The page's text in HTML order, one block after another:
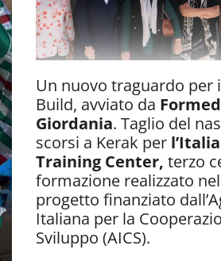
Un nuovo traguardo per
Build, avviato da
Giordania. Taglio del
scorsi a Kerak per
Training Center, terzo
formazione realizzato
progetto finanziato
Italiana per la
Sviluppo (AICS).